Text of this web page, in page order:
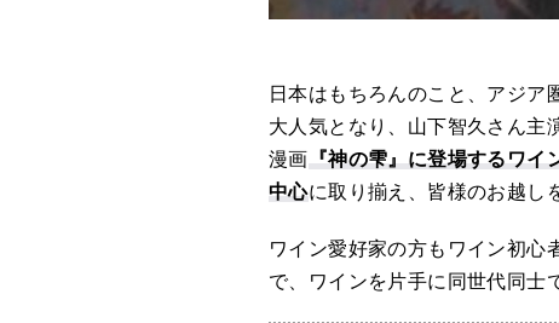
日本はもちろんのこと、アジア
大人気となり、山下智久さん主
漫画『神の雫』に登場するワイ
中心に取り揃え、皆様のお越し
ワイン愛好家の方もワイン初心
で、ワインを片手に同世代同士